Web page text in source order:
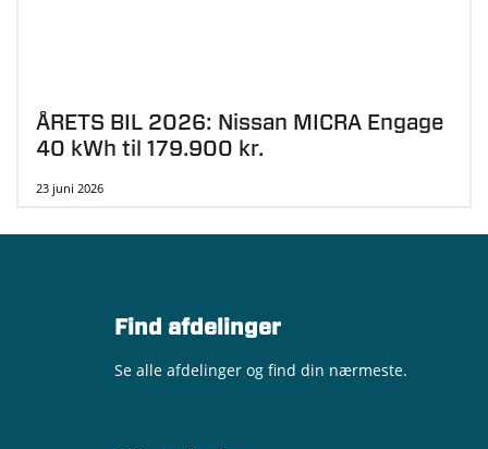
ÅRETS BIL 2026: Nissan MICRA Engage
40 kWh til 179.900 kr.
23 juni 2026
Find afdelinger
Se alle afdelinger og find din nærmeste.